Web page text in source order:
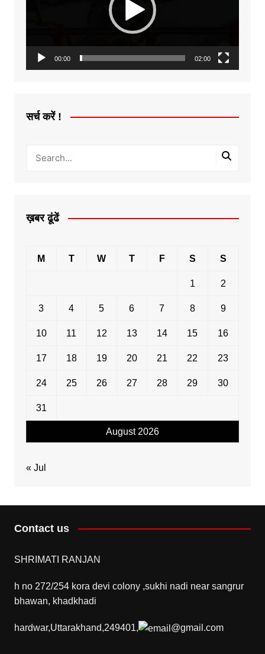
00:00 02:00
सर्च करें !
ख़बर ढूंढें
August 2026
M T W T F S S
1 2
3 4 5 6 7 8 9
10 11 12 13 14 15 16
17 18 19 20 21 22 23
24 25 26 27 28 29 30
31
« Jul
Contact us
SHRIMATI RANJAN
h no 272/254 kora devi colony ,sukhi nadi near sangrur
bhawan, khadkhadi
hardwar,Uttarakhand,249401, @gmail.com